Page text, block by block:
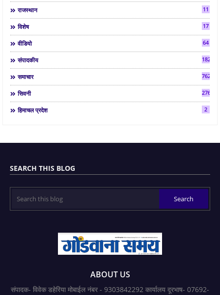
राजस्थान 11
विशेष 17
वीडियो 64
संपादकीय 182
समाचार 7624
सिवनी 2763
हिमाचल प्रदेश 2
SEARCH THIS BLOG
ABOUT US
संपादक- विवेक डहेरिया मोबाईल नंबर - 9303842292 कार्यालय दूरभाष- 07692-